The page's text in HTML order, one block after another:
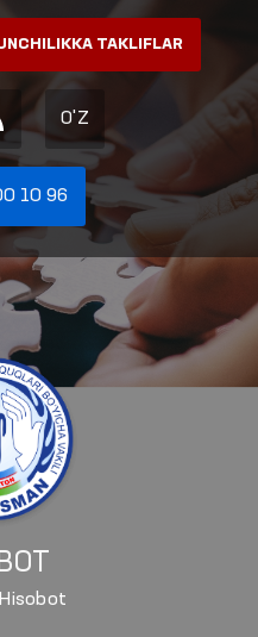
TAKLIFLAR
O'Z
10 96
Hisobot